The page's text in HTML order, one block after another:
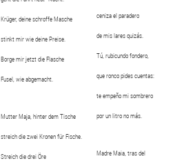
Krüger, deine schroffe Masche
stinkt mir wie deine Preise.
Borge mir jetzt die Flasche
Fusel, wie abgemacht.
Mutter Maja, hinter dem Tische
streich die zwei Kronen für Fische.
Streich die drei Öre
ceniza el paradero
de mis lares quizás.
Tú, rubicundo fondero,
que ronco pides cuentas:
te empeño mi sombrero
por un litro no más.
Madre Maia, tras del